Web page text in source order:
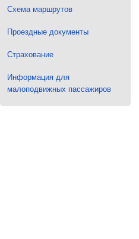
Схема маршрутов
Проездные документы
Страхование
Информация для
малоподвижных пассажиров